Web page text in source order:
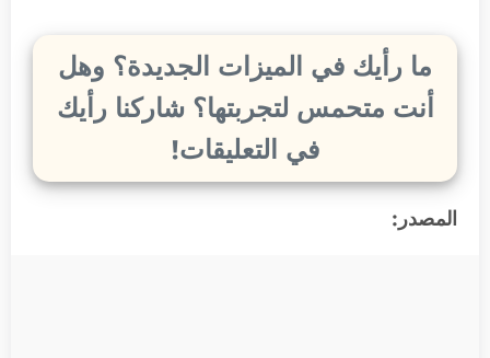
ما رأيك في الميزات الجديدة؟ وهل
أنت متحمس لتجربتها؟ شاركنا رأيك
في التعليقات!
المصدر: